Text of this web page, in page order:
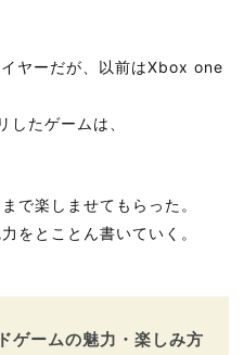
ヤーだが、以前はXbox one
たゲームは、
で楽しませてもらった。
をとことん書いていく。
ゲームの魅力・楽しみ方